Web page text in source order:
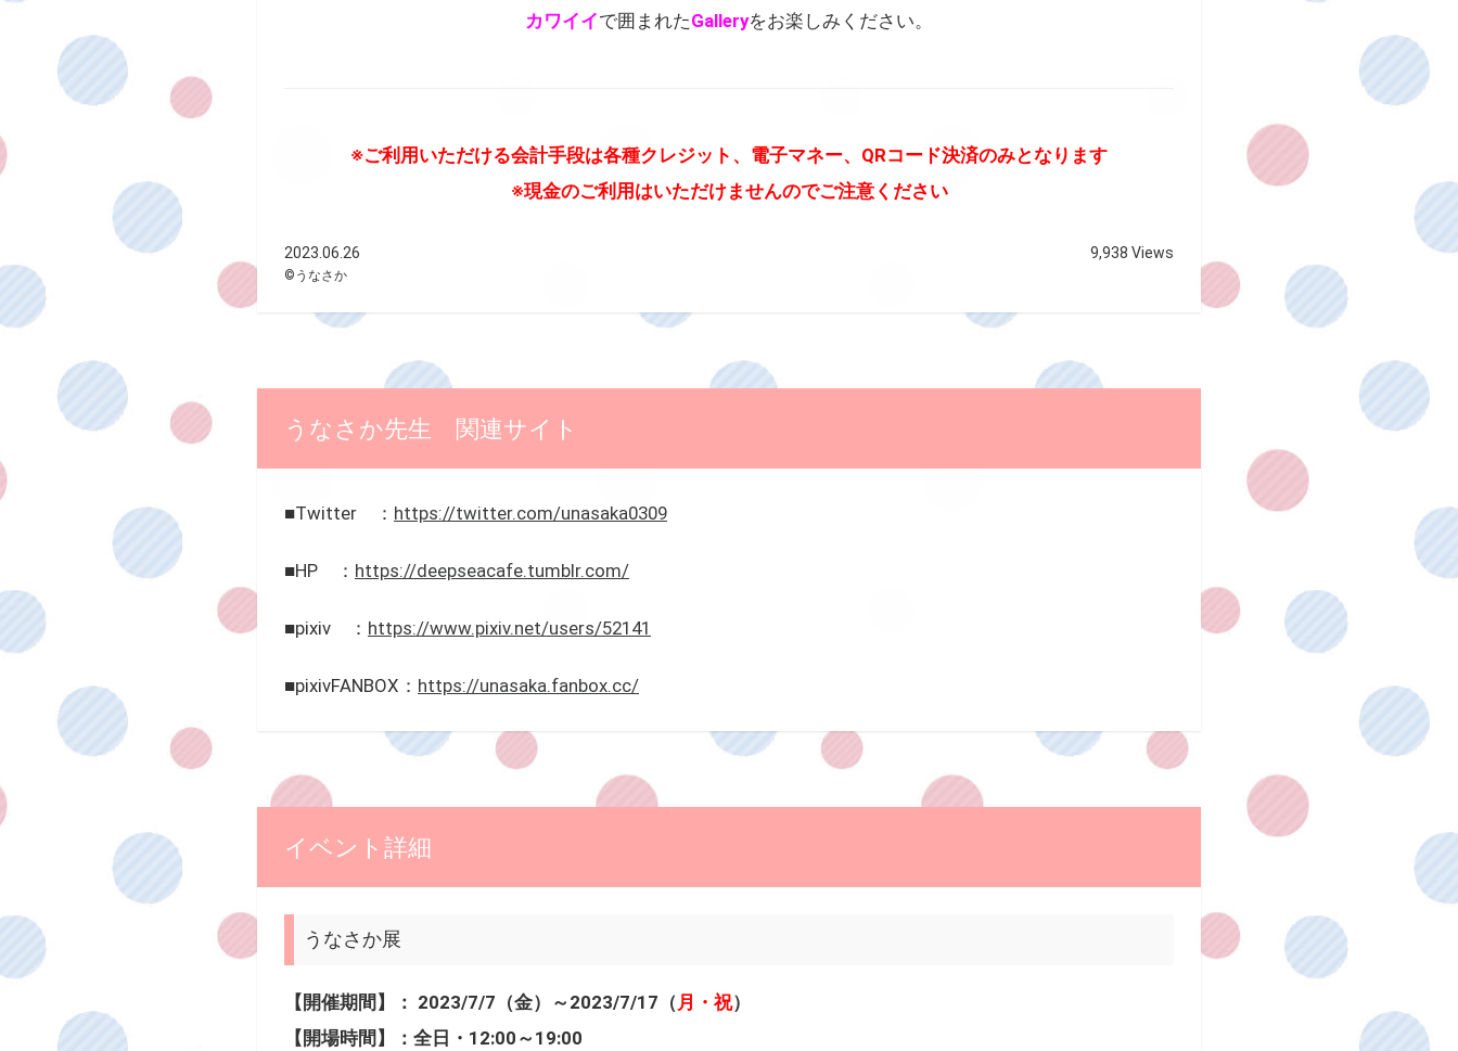
カワイイで囲まれたGalleryをお楽しみください。
※ご利用いただける会計手段は各種クレジット、電子マネー、QRコード決済のみとなります
※現金のご利用はいただけませんのでご注意ください
2023.06.26 9,938 Views
©うなさか
うなさか先生 関連サイト
■Twitter ： https://twitter.com/unasaka0309
■HP ： https://deepseacafe.tumblr.com/
■pixiv ： https://www.pixiv.net/users/52141
■pixivFANBOX： https://unasaka.fanbox.cc/
イベント詳細
うなさか展
【開催期間】： 2023/7/7（金）～2023/7/17（ 月・祝）
【開場時間】：全日・12:00～19:00